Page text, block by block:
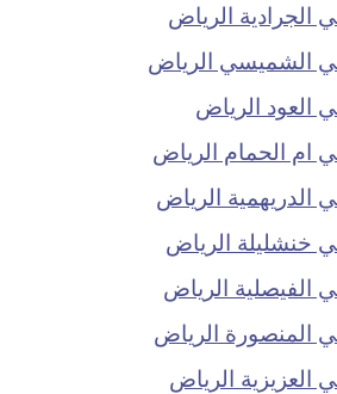
الرياض
الشميسي الرياض
الرياض
الحمام الرياض
الرياض
خنشليلة الرياض
الرياض
المنصورة الرياض
الرياض